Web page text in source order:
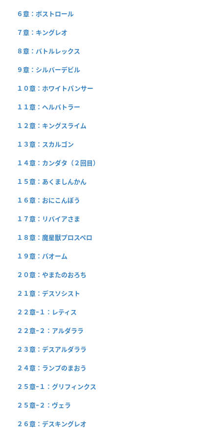
６章：ボストロール
７章：キングレオ
８章：バトルレックス
９章：シルバーデビル
１０章：ホワイトパンサー
１１章：ヘルバトラー
１２章：キングスライム
１３章：スカルゴン
１４章：カンダタ（２回目）
１５章：あくましんかん
１６章：おにこんぼう
１７章：リバイアさま
１８章：魔星獣プロスペロ
１９章：パオーム
２０章：やまたのおろち
２１章：デスソシスト
２２章−１：レティス
２２章−２：アルダララ
２３章：デスアルダララ
２４章：ランプのまおう
２５章−１：グリフィンクス
２５章−２：ヴェラ
２６章：デスキングレオ